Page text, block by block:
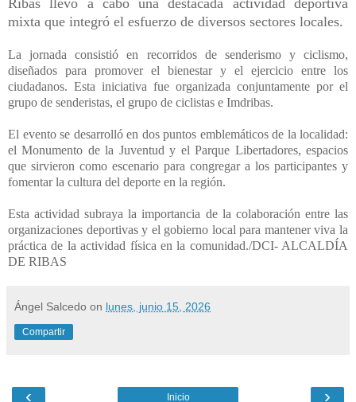
Ribas llevó a cabo una destacada actividad deportiva
mixta que integró el esfuerzo de diversos sectores locales.
La jornada consistió en recorridos de senderismo y ciclismo,
diseñados para promover el bienestar y el ejercicio entre los
ciudadanos. Esta iniciativa fue organizada conjuntamente por el
grupo de senderistas, el grupo de ciclistas e Imdribas.
El evento se desarrolló en dos puntos emblemáticos de la localidad:
el Monumento de la Juventud y el Parque Libertadores, espacios
que sirvieron como escenario para congregar a los participantes y
fomentar la cultura del deporte en la región.
Esta actividad subraya la importancia de la colaboración entre las
organizaciones deportivas y el gobierno local para mantener viva la
práctica de la actividad física en la comunidad./DCI- ALCALDÍA
DE RIBAS
Ángel Salcedo on lunes, junio 15, 2026
Compartir
‹ ›
Inicio